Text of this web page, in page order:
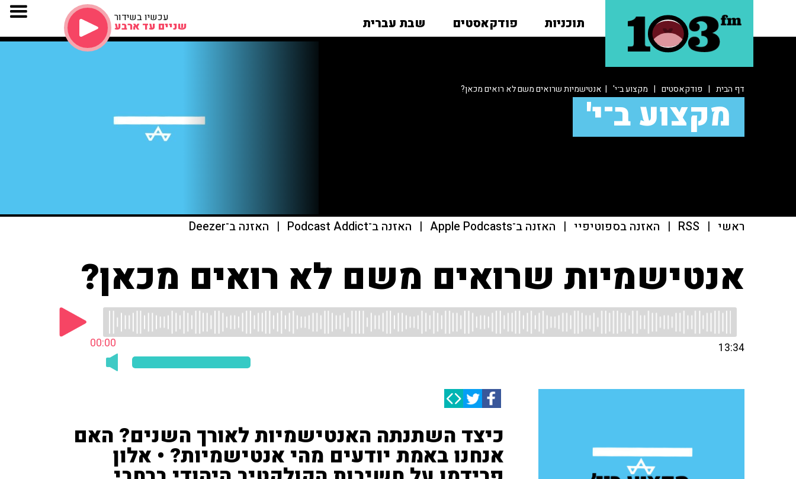
תוכניות פודקאסטים שבת עברית עכשיו בשידור
שניים עד ארבע
דף הבית | פודקאסטים | מקצוע ב־י' | אנטישמיות שרואים משם לא רואים מכאן?
מקצוע ב־י'
ראשי |
RSS
| האזנה בספוטיפיי | האזנה ב־Apple Podcasts | האזנה ב־Podcast Addict | האזנה ב־Deezer
אנטישמיות שרואים משם לא רואים מכאן?
00:00 13:34
כיצד השתנתה האנטישמיות לאורך השנים? האם
אנחנו באמת יודעים מהי אנטישמיות? • אלון